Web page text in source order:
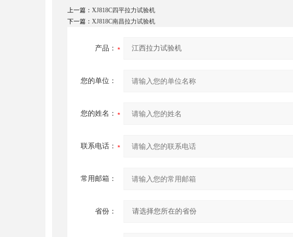
上一篇： XJ818C四平拉力试验机
下一篇： XJ818C南昌拉力试验机
产品：
您的单位：
您的姓名：
联系电话：
常用邮箱：
省份：